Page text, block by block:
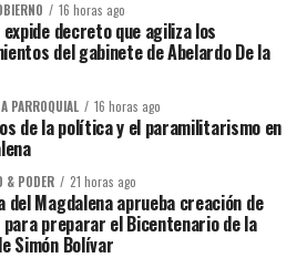
16 horas ago
expide decreto que agiliza los
del gabinete de Abelardo De la
PARROQUIAL 16 horas ago
de la política y el paramilitarismo en
& PODER 21 horas ago
del Magdalena aprueba creación de
para preparar el Bicentenario de la
Simón Bolívar